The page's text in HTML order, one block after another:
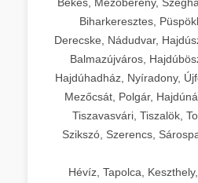
Biharkeresztes,
Derecske, Nádudvar,
Balmazújváros,
Hajdúhadház, Nyíradony,
Mezőcsát, Polgár,
Tiszavasvári, Tiszalök,
Szikszó, Szerencs,
Hévíz, Tapolca,